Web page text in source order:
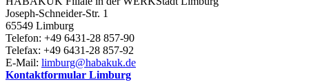
Joseph-Schneider-Str. 1
65549 Limburg
Telefon: +49 6431-28 857-90
Telefax: +49 6431-28 857-92
E-Mail: limburg@habakuk.de
Kontaktformular Limburg